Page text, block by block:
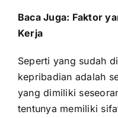
Baca Juga: Faktor
Kerja
Seperti yang sudah
kepribadian adalah
yang dimiliki
tentunya memiliki